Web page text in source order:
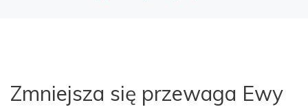
Zmniejsza się przewaga Ewy